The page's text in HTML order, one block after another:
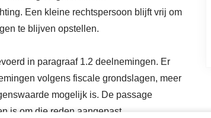
Een kleine rechtspersoon blijft vrij om
te blijven opstellen.
in paragraaf 1.2 deelnemingen. Er
volgens fiscale grondslagen, meer
mogelijk is. De passage
is om die reden aangepast.